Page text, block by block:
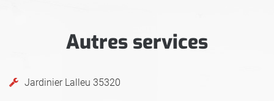
Autres services
Jardinier Lalleu 35320